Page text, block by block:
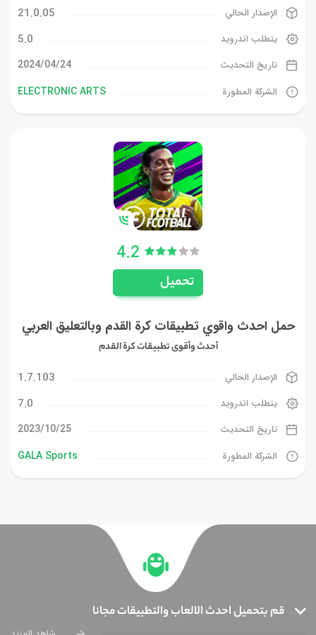
الإصدار الحالي 21.0.05
يتطلب اندرويد 5.0
تاريخ التحديث 24‏/04‏/2024
الشركة المطورة ELECTRONIC ARTS
4.2
تحميل
حمل احدث واقوي تطبيقات كرة القدم وبالتعليق العربي
أحدث وأقوى تطبيقات كرة القدم
الإصدار الحالي 1.7.103
يتطلب اندرويد 7.0
تاريخ التحديث 25‏/10‏/2023
الشركة المطورة GALA Sports
قم بتحميل احدث الالعاب والتطبيقات مجانا